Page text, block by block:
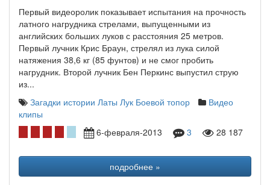
Первый видеоролик показывает испытания на прочность
латного нагрудника стрелами, выпущенными из
английских больших луков с расстояния 25 метров.
Первый лучник Крис Браун, стрелял из лука силой
натяжения 38,6 кг (85 фунтов) и не смог пробить
нагрудник. Второй лучник Бен Перкинс выпустил струю
из...
Загадки истории Латы Лук Боевой топор
Видео
клипы
6-февраля-2013
3 28 187
подробнее »